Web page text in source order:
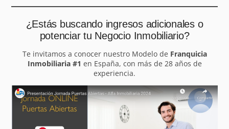
¿Estás buscando ingresos adicionales o
potenciar tu Negocio Inmobiliario?
Te invitamos a conocer nuestro Modelo de Franquicia
Inmobiliaria #1 en España, con más de 28 años de
experiencia.